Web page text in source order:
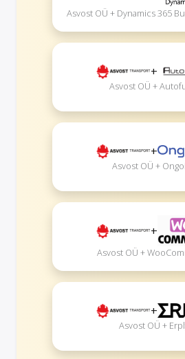
Asvost OÜ + Dynamics 365
+
Asvost OÜ +
+
Asvost OÜ +
+
Asvost OÜ +
+
Asvost OÜ +